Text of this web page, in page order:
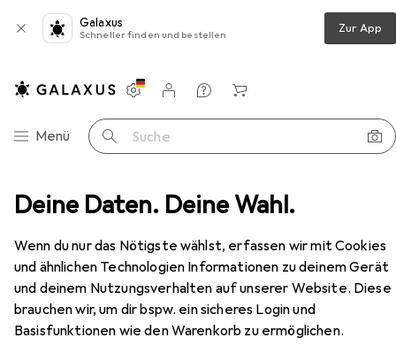
Deine Daten. Deine Wahl.
Wenn du nur das Nötigste wählst, erfassen wir mit Cookies
und ähnlichen Technologien Informationen zu deinem Gerät
und deinem Nutzungsverhalten auf unserer Website. Diese
brauchen wir, um dir bspw. ein sicheres Login und
Basisfunktionen wie den Warenkorb zu ermöglichen.
Galaxus
Schneller finden und bestellen Zur App
Navigation nach Kategorien
Menü Suche
Einstellungen
Kundenkonto
Vergleichslisten
Merklisten
Warenkorb
Speicher USB Stick Sandisk Ultra Flair
EUR
85,06 EUR
0,17/1GB
SandiskUltra Flair
512 GB, USB-A